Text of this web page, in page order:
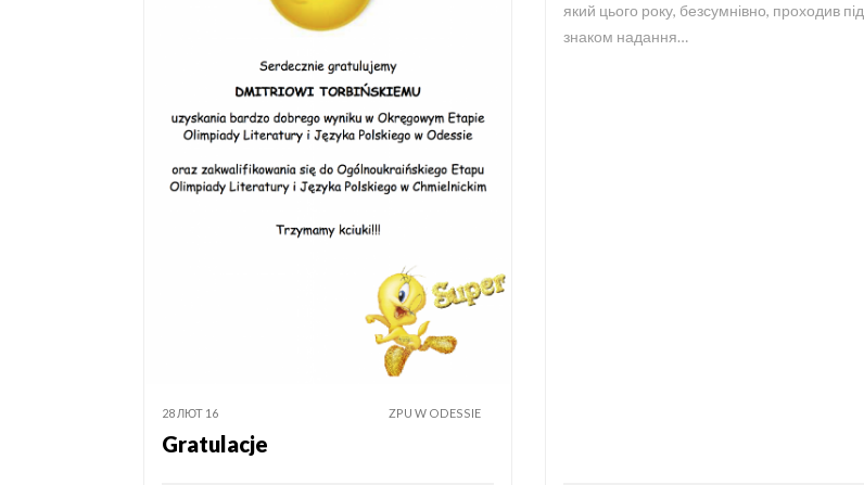
28 ЛЮТ 16 ZPU W ODESSIE
Gratulacje
який цього року, безсумнівно, проходив під
знаком надання…